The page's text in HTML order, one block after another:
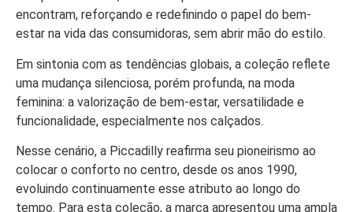
encontram, reforçando e redefinindo o papel do bem-
estar na vida das consumidoras, sem abrir mão do estilo.
Em sintonia com as tendências globais, a coleção reflete
uma mudança silenciosa, porém profunda, na moda
feminina: a valorização de bem-estar, versatilidade e
funcionalidade, especialmente nos calçados.
Nesse cenário, a Piccadilly reafirma seu pioneirismo ao
colocar o conforto no centro, desde os anos 1990,
evoluindo continuamente esse atributo ao longo do
tempo. Para esta coleção, a marca apresentou uma ampla